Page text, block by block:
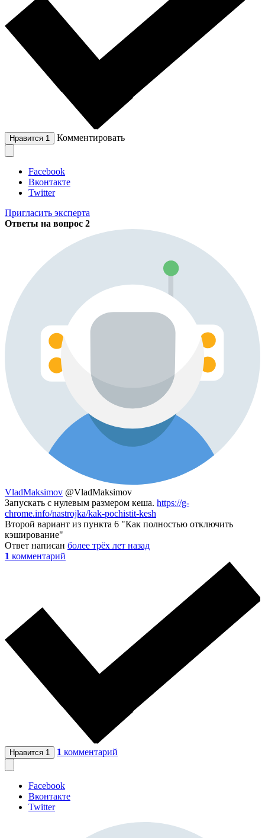
Нравится 1 Комментировать
Facebook
Вконтакте
Twitter
Пригласить эксперта
Ответы на вопрос 2
VladMaksimov @VladMaksimov
Запускать с нулевым размером кеша. https://g-
chrome.info/nastrojka/kak-pochistit-kesh
Второй вариант из пункта 6 "Как полностью отключить
кэширование"
Ответ написан более трёх лет назад
1 комментарий
Нравится 1 1 комментарий
Facebook
Вконтакте
Twitter